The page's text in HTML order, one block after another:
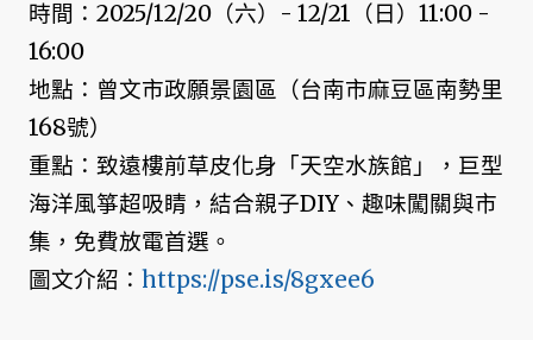
時間：2025/12/20（六）- 12/21（日）11:00 -
16:00
地點：曾文市政願景園區（台南市麻豆區南勢里
168號）
重點：致遠樓前草皮化身「天空水族館」，巨型
海洋風箏超吸睛，結合親子DIY、趣味闖關與市
集，免費放電首選。
圖文介紹： https://pse.is/8gxee6